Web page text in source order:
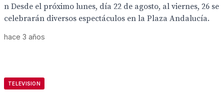
n Desde el próximo lunes, día 22 de agosto, al viernes, 26 se
celebrarán diversos espectáculos en la Plaza Andalucía.
hace 3 años
TELEVISION